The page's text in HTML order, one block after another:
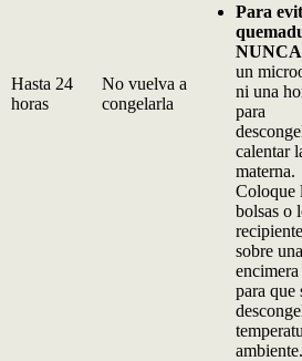
Hasta 24
horas
No vuelva a
congelarla
Para
un
ni una
para
calentar
materna.
Coloque
bolsas o
sobre una
para que
ambiente.